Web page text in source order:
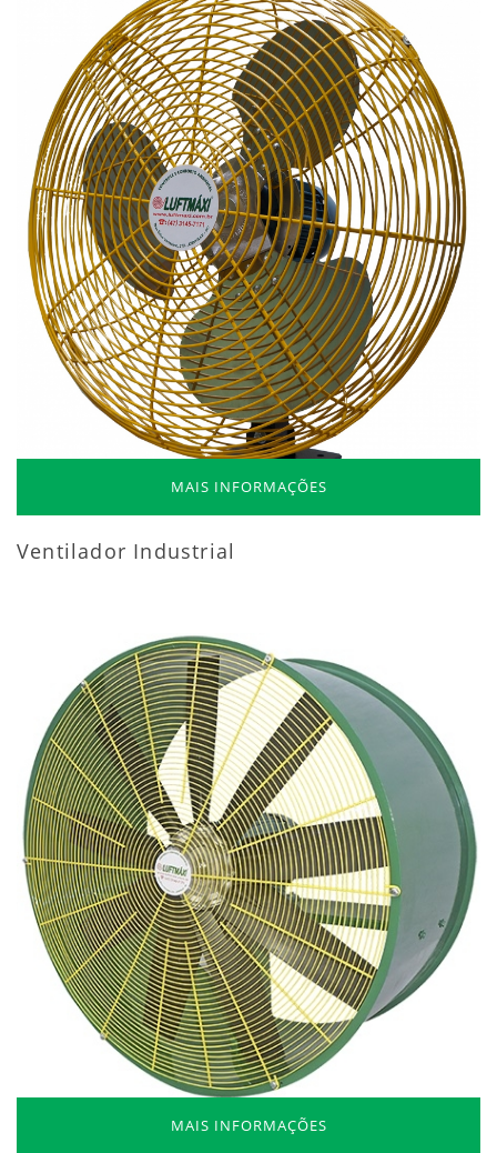
MAIS INFORMAÇÕES
Ventilador Industrial
MAIS INFORMAÇÕES